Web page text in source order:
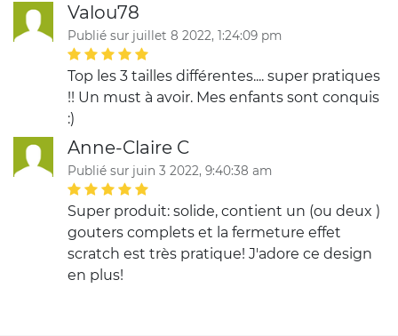
Valou78
Publié sur juillet 8 2022, 1:24:09 pm
Top les 3 tailles différentes.... super pratiques
!! Un must à avoir. Mes enfants sont conquis
:)
Anne-Claire C
Publié sur juin 3 2022, 9:40:38 am
Super produit: solide, contient un (ou deux )
gouters complets et la fermeture effet
scratch est très pratique! J'adore ce design
en plus!